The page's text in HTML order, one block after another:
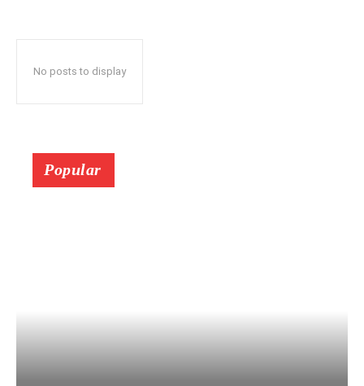
No posts to display
Popular